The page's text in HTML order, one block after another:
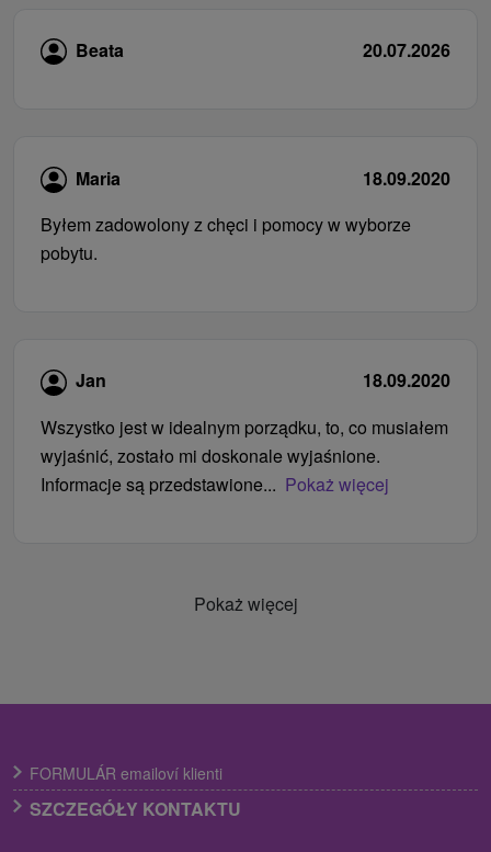
Beata 20.07.2026
Maria
18.09.2020
Byłem zadowolony z chęci i pomocy w wyborze
pobytu.
Jan
18.09.2020
Wszystko jest w idealnym porządku, to, co musiałem
wyjaśnić, zostało mi doskonale wyjaśnione.
Informacje są przedstawione... Pokaż więcej
Pokaż więcej
FORMULÁR emailoví klienti
SZCZEGÓŁY KONTAKTU